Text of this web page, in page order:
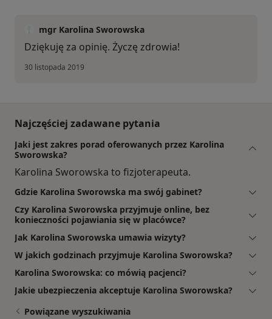
mgr Karolina Sworowska
Dziękuję za opinię. Życzę zdrowia!
30 listopada 2019
Najczęściej zadawane pytania
Jaki jest zakres porad oferowanych przez Karolina
Sworowska?
Karolina Sworowska to fizjoterapeuta.
Gdzie Karolina Sworowska ma swój gabinet?
Czy Karolina Sworowska przyjmuje online, bez
konieczności pojawiania się w placówce?
Jak Karolina Sworowska umawia wizyty?
W jakich godzinach przyjmuje Karolina Sworowska?
Karolina Sworowska: co mówią pacjenci?
Jakie ubezpieczenia akceptuje Karolina Sworowska?
Powiązane wyszukiwania